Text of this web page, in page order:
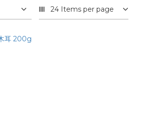
24 Items per page